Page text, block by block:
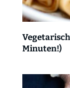
Minuten!)